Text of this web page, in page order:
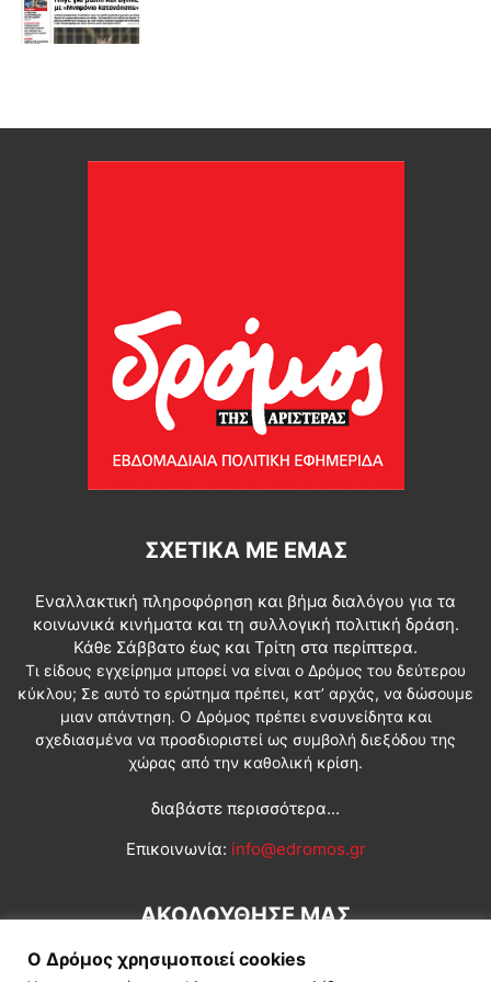
ΣΧΕΤΙΚΆ ΜΕ ΕΜΆΣ
Εναλλακτική πληροφόρηση και βήμα διαλόγου για τα
κοινωνικά κινήματα και τη συλλογική πολιτική δράση.
Κάθε Σάββατο έως και Τρίτη στα περίπτερα.
Τι είδους εγχείρημα μπορεί να είναι ο Δρόμος του δεύτερου
κύκλου; Σε αυτό το ερώτημα πρέπει, κατ’ αρχάς, να δώσουμε
μιαν απάντηση. Ο Δρόμος πρέπει ενσυνείδητα και
σχεδιασμένα να προσδιοριστεί ως συμβολή διεξόδου της
χώρας από την καθολική κρίση.
διαβάστε περισσότερα...
Επικοινωνία: info@edromos.gr
ΑΚΟΛΟΥΘΗΣΕ ΜΑΣ
Ο Δρόμος χρησιμοποιεί cookies